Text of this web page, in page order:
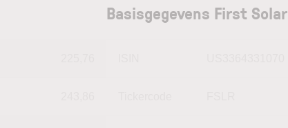
Basisgegevens First Solar